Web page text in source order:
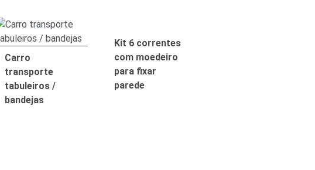
Carro
transporte
tabuleiros /
bandejas
Kit 6 correntes
com moedeiro
para fixar
parede